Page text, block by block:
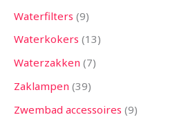
Waterfilters 9
Waterkokers 13
Waterzakken 7
Zaklampen 39
Zwembad accessoires 9